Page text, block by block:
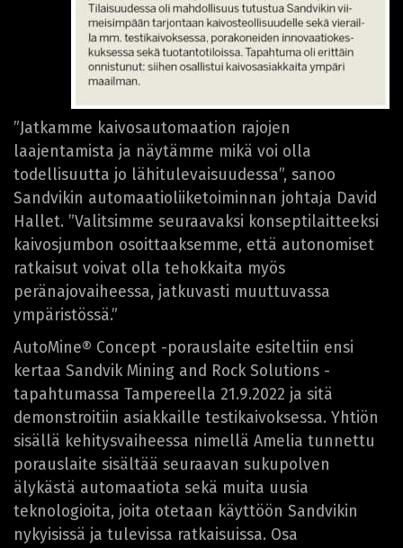
”Jatkamme kaivosautomaation rajojen
laajentamista ja näytämme mikä voi olla
todellisuutta jo lähitulevaisuudessa”, sanoo
Sandvikin automaatioliiketoiminnan johtaja David
Hallet. ”Valitsimme seuraavaksi konseptilaitteeksi
kaivosjumbon osoittaaksemme, että autonomiset
ratkaisut voivat olla tehokkaita myös
peränajovaiheessa, jatkuvasti muuttuvassa
ympäristössä.”
AutoMine® Concept -porauslaite esiteltiin ensi
kertaa Sandvik Mining and Rock Solutions -
tapahtumassa Tampereella 21.9.2022 ja sitä
demonstroitiin asiakkaille testikaivoksessa. Yhtiön
sisällä kehitysvaiheessa nimellä Amelia tunnettu
porauslaite sisältää seuraavan sukupolven
älykästä automaatiota sekä muita uusia
teknologioita, joita otetaan käyttöön Sandvikin
nykyisissä ja tulevissa ratkaisuissa. Osa